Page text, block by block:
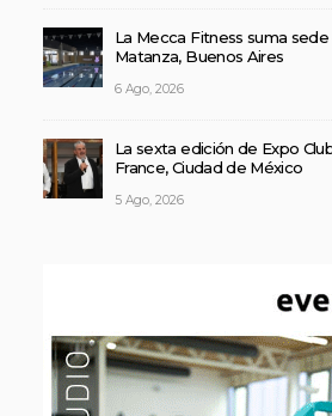
La Mecca Fitness suma
Matanza, Buenos Aires
6 Ago, 2026
La sexta edición de Expo
France, Ciudad de México
5 Ago, 2026